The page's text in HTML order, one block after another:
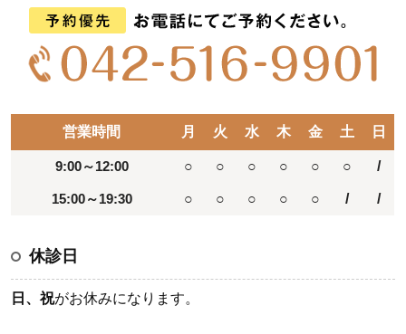
営業時間 月 火 水 木 金 土 日
9:00～12:00 ○ ○ ○ ○ ○ ○ /
15:00～19:30 ○ ○ ○ ○ ○ / /
休診日
日、祝がお休みになります。